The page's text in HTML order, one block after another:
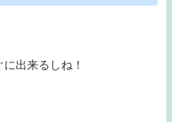
出来るしね！